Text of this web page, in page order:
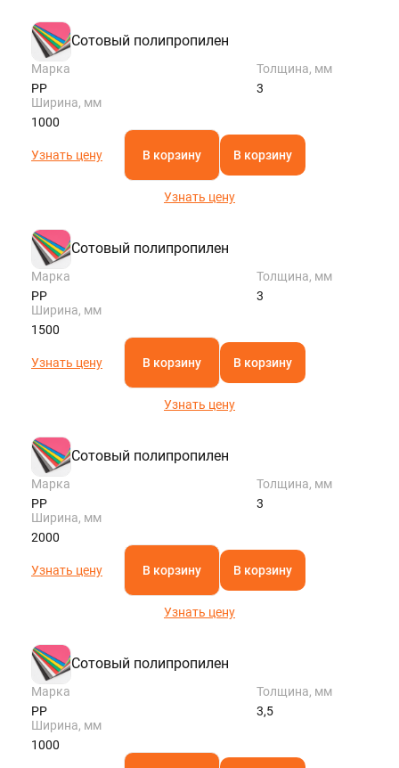
Сотовый полипропилен
Марка
PP
Толщина, мм
3
Ширина, мм
1000
Узнать цену В корзину В корзину
Узнать цену
Сотовый полипропилен
Марка
PP
Толщина, мм
3
Ширина, мм
1500
Узнать цену В корзину В корзину
Узнать цену
Сотовый полипропилен
Марка
PP
Толщина, мм
3
Ширина, мм
2000
Узнать цену В корзину В корзину
Узнать цену
Сотовый полипропилен
Марка
PP
Толщина, мм
3,5
Ширина, мм
1000